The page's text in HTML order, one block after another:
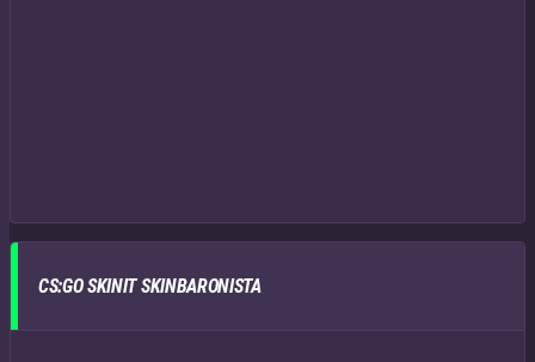
CS:GO SKINIT SKINBARONISTA